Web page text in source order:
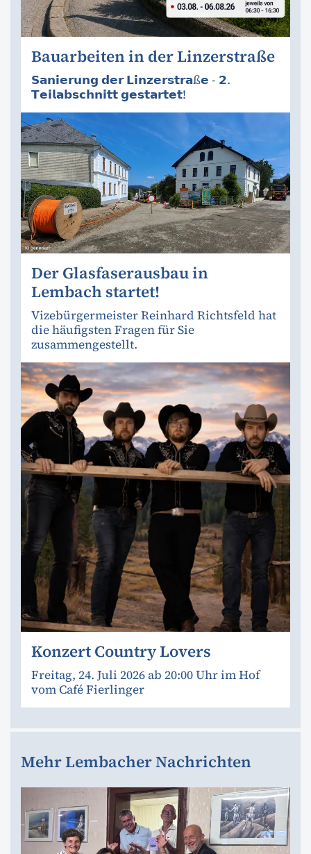
Bauarbeiten in der Linzerstraße
𝗦𝗮𝗻𝗶𝗲𝗿𝘂𝗻𝗴 𝗱𝗲𝗿 𝗟𝗶𝗻𝘇𝗲𝗿𝘀𝘁𝗿𝗮ß𝗲 - 𝟮.
𝗧𝗲𝗶𝗹𝗮𝗯𝘀𝗰𝗵𝗻𝗶𝘁𝘁 𝗴𝗲𝘀𝘁𝗮𝗿𝘁𝗲𝘁!
Der Glasfaserausbau in
Lembach startet!
Vizebürgermeister Reinhard Richtsfeld hat
die häufigsten Fragen für Sie
zusammengestellt.
Konzert Country Lovers
Freitag, 24. Juli 2026 ab 20:00 Uhr im Hof
vom Café Fierlinger
Mehr Lembacher Nachrichten